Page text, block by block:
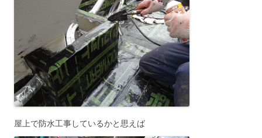
屋上で防水工事しているかと思えば